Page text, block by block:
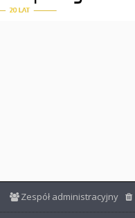
Zespół administracyjny